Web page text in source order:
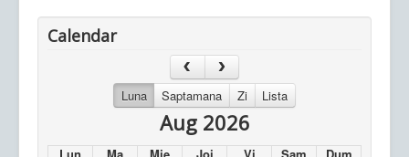
Calendar
Luna Saptamana Zi Lista
Aug 2026